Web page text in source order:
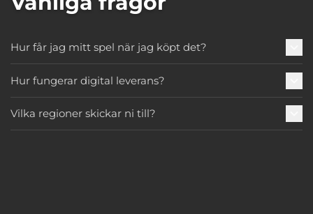
Hur får jag mitt spel när jag köpt det?
Hur fungerar digital leverans?
Vilka regioner skickar ni till?